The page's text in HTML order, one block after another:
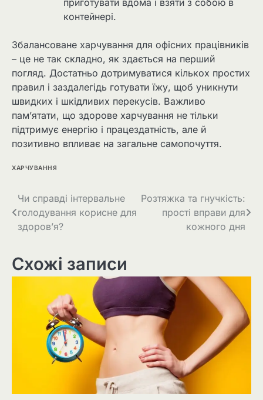
контейнері.
Збалансоване харчування для офісних працівників
– це не так складно, як здається на перший
погляд. Достатньо дотримуватися кількох простих
правил і заздалегідь готувати їжу, щоб уникнути
швидких і шкідливих перекусів. Важливо
пам’ятати, що здорове харчування не тільки
підтримує енергію і працездатність, але й
позитивно впливає на загальне самопочуття.
ХАРЧУВАННЯ
Навігація
записів
Чи справді інтервальне
голодування корисне для
здоров’я?
Розтяжка та гнучкість:
прості вправи для
кожного дня
Схожі записи